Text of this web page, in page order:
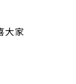
大家